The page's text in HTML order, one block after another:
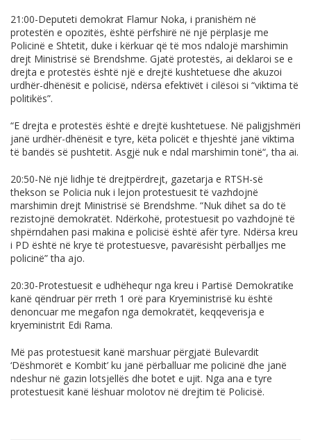
21:00-Deputeti demokrat Flamur Noka, i pranishëm në
protestën e opozitës, është përfshirë në një përplasje me
Policinë e Shtetit, duke i kërkuar që të mos ndalojë marshimin
drejt Ministrisë së Brendshme. Gjatë protestës, ai deklaroi se e
drejta e protestës është një e drejtë kushtetuese dhe akuzoi
urdhër-dhënësit e policisë, ndërsa efektivët i cilësoi si “viktima të
politikës”.
“E drejta e protestës është e drejtë kushtetuese. Në paligjshmëri
janë urdhër-dhënësit e tyre, këta policët e thjeshtë janë viktima
të bandës së pushtetit. Asgjë nuk e ndal marshimin tonë“, tha ai.
20:50-Në një lidhje të drejtpërdrejt, gazetarja e RTSH-së
thekson se Policia nuk i lejon protestuesit të vazhdojnë
marshimin drejt Ministrisë së Brendshme. “Nuk dihet sa do të
rezistojnë demokratët. Ndërkohë, protestuesit po vazhdojnë të
shpërndahen pasi makina e policisë është afër tyre. Ndërsa kreu
i PD është në krye të protestuesve, pavarësisht përballjes me
policinë” tha ajo.
20:30-Protestuesit e udhëhequr nga kreu i Partisë Demokratike
kanë qëndruar për rreth 1 orë para Kryeministrisë ku është
denoncuar me megafon nga demokratët, keqqeverisja e
kryeministrit Edi Rama.
Më pas protestuesit kanë marshuar përgjatë Bulevardit
‘Dëshmorët e Kombit’ ku janë përballuar me policinë dhe janë
ndeshur në gazin lotsjellës dhe botet e ujit. Nga ana e tyre
protestuesit kanë lëshuar molotov në drejtim të Policisë.